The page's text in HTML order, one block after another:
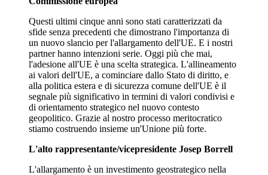
Questi ultimi cinque anni sono stati caratterizzati da
sfide senza precedenti che dimostrano l'importanza di
un nuovo slancio per l'allargamento dell'UE. E i nostri
partner hanno intenzioni serie. Oggi più che mai,
l'adesione all'UE è una scelta strategica. L'allineamento
ai valori dell'UE, a cominciare dallo Stato di diritto, e
alla politica estera e di sicurezza comune dell'UE è il
segnale più significativo in termini di valori condivisi e
di orientamento strategico nel nuovo contesto
geopolitico. Grazie al nostro processo meritocratico
stiamo costruendo insieme un'Unione più forte.
L'alto rappresentante/vicepresidente Josep Borrell
L'allargamento è un investimento geostrategico nella